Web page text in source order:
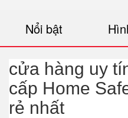
Nổi bật
cửa hàng uy
cấp Home
rẻ nhất